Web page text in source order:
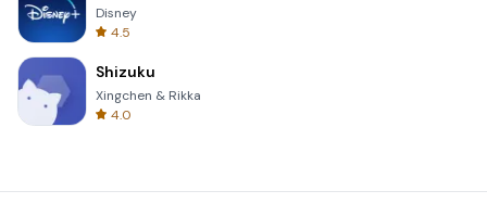
Disney
4.5
Shizuku
Xingchen & Rikka
4.0